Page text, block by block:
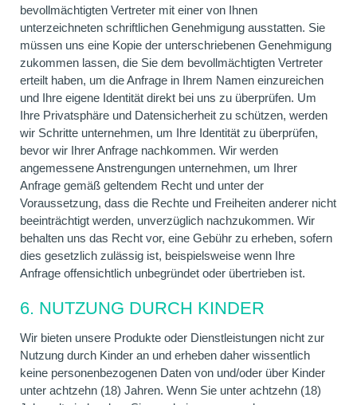
bevollmächtigten Vertreter mit einer von Ihnen
unterzeichneten schriftlichen Genehmigung ausstatten. Sie
müssen uns eine Kopie der unterschriebenen Genehmigung
zukommen lassen, die Sie dem bevollmächtigten Vertreter
erteilt haben, um die Anfrage in Ihrem Namen einzureichen
und Ihre eigene Identität direkt bei uns zu überprüfen. Um
Ihre Privatsphäre und Datensicherheit zu schützen, werden
wir Schritte unternehmen, um Ihre Identität zu überprüfen,
bevor wir Ihrer Anfrage nachkommen. Wir werden
angemessene Anstrengungen unternehmen, um Ihrer
Anfrage gemäß geltendem Recht und unter der
Voraussetzung, dass die Rechte und Freiheiten anderer nicht
beeinträchtigt werden, unverzüglich nachzukommen. Wir
behalten uns das Recht vor, eine Gebühr zu erheben, sofern
dies gesetzlich zulässig ist, beispielsweise wenn Ihre
Anfrage offensichtlich unbegründet oder übertrieben ist.
6. NUTZUNG DURCH KINDER
Wir bieten unsere Produkte oder Dienstleistungen nicht zur
Nutzung durch Kinder an und erheben daher wissentlich
keine personenbezogenen Daten von und/oder über Kinder
unter achtzehn (18) Jahren. Wenn Sie unter achtzehn (18)